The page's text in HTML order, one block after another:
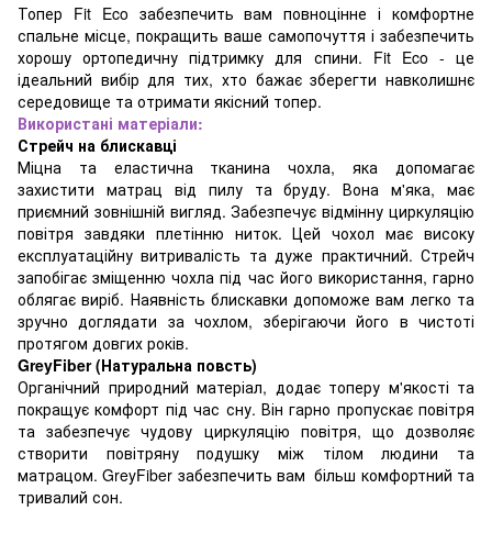
Топер Fit Eco забезпечить вам повноцінне і комфортне
спальне місце, покращить ваше самопочуття і забезпечить
хорошу ортопедичну підтримку для спини. Fit Eco - це
ідеальний вибір для тих, хто бажає зберегти навколишнє
середовище та отримати якісний топер.
Використані матеріали:
Стрейч на блискавці
Міцна та еластична тканина чохла, яка допомагає
захистити матрац від пилу та бруду. Вона м'яка, має
приємний зовнішній вигляд. Забезпечує відмінну циркуляцію
повітря завдяки плетінню ниток. Цей чохол має високу
експлуатаційну витривалість та дуже практичний. Стрейч
запобігає зміщенню чохла під час його використання, гарно
облягає виріб. Наявність блискавки допоможе вам легко та
зручно доглядати за чохлом, зберігаючи його в чистоті
протягом довгих років.
GreyFiber (Натуральна повсть)
Органічний природний матеріал, додає топеру м'якості та
покращує комфорт під час сну. Він гарно пропускає повітря
та забезпечує чудову циркуляцію повітря, що дозволяє
створити повітряну подушку між тілом людини та
матрацом. GreyFiber забезпечить вам більш комфортний та
тривалий сон.